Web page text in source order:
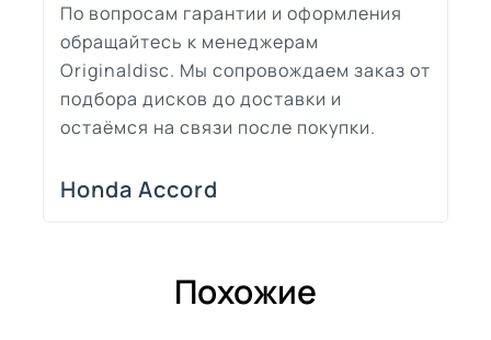
По вопросам гарантии и оформления
обращайтесь к менеджерам
Originaldisc. Мы сопровождаем заказ от
подбора дисков до доставки и
остаёмся на связи после покупки.
Honda Accord
Похожие